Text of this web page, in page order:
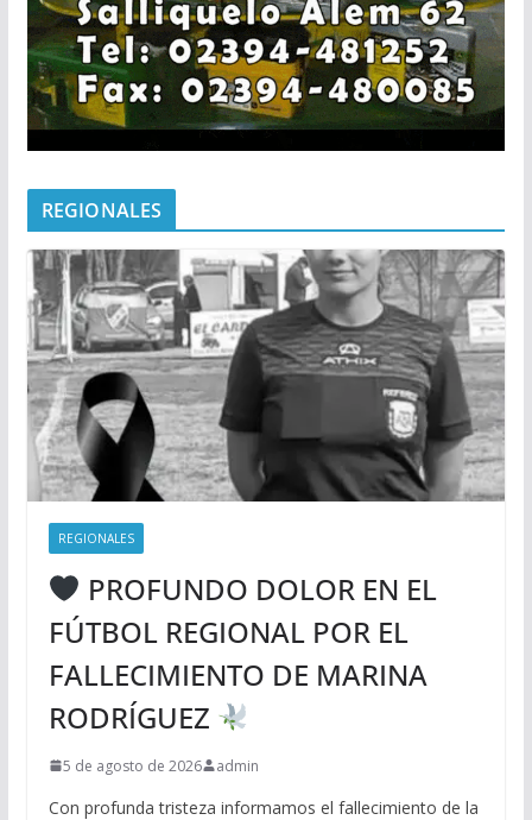
REGIONALES
REGIONALES
PROFUNDO DOLOR EN EL
FÚTBOL REGIONAL POR EL
FALLECIMIENTO DE MARINA
RODRÍGUEZ
5 de agosto de 2026 admin
Con profunda tristeza informamos el fallecimiento de la